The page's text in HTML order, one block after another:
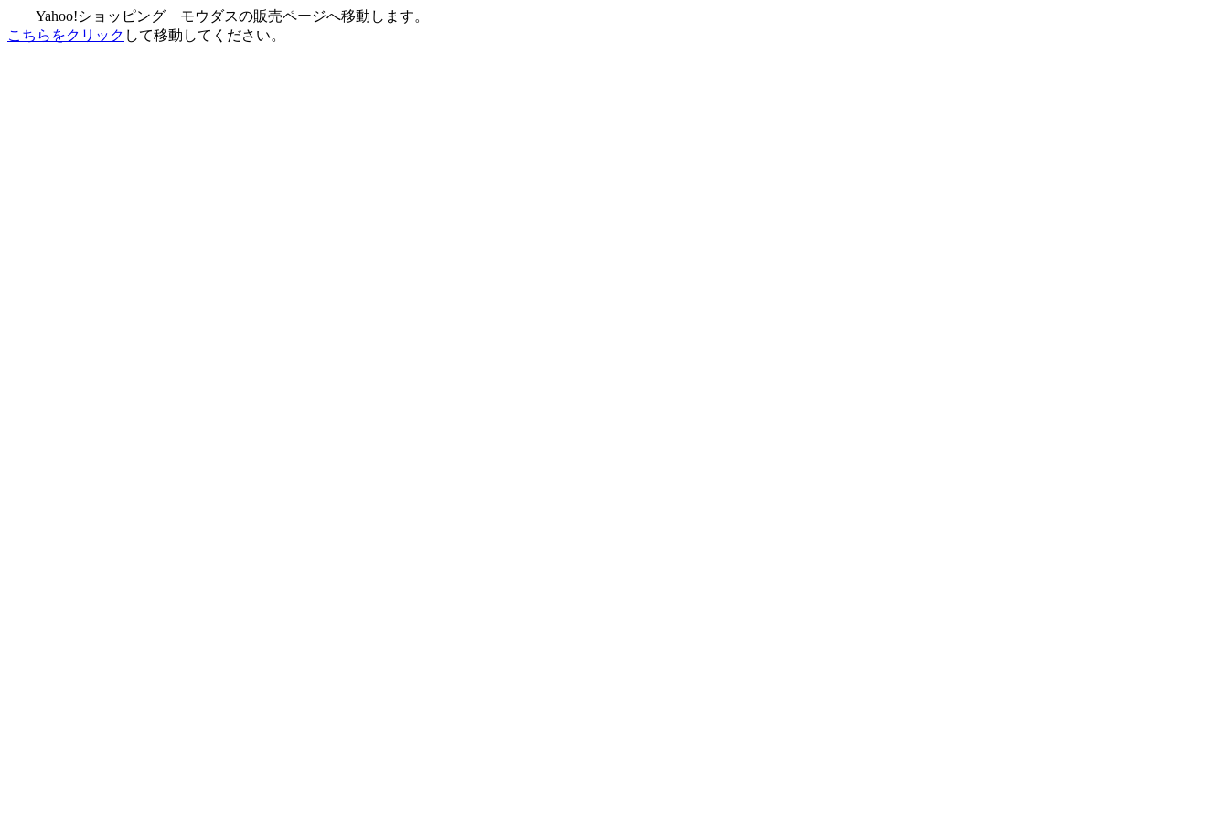
Yahoo!ショッピング モウダスの販売ページへ移動します。
こちらをクリック して移動してください。